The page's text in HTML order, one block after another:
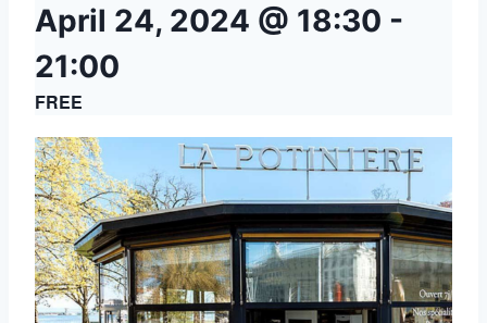
April 24, 2024 @ 18:30 -
21:00
FREE